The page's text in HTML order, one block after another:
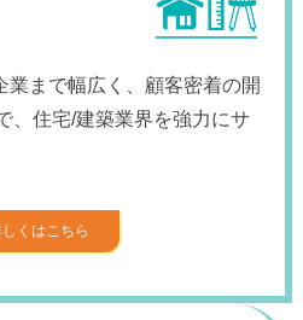
業まで幅広く、顧客密着の開
、住宅/建築業界を強力にサ
くはこちら